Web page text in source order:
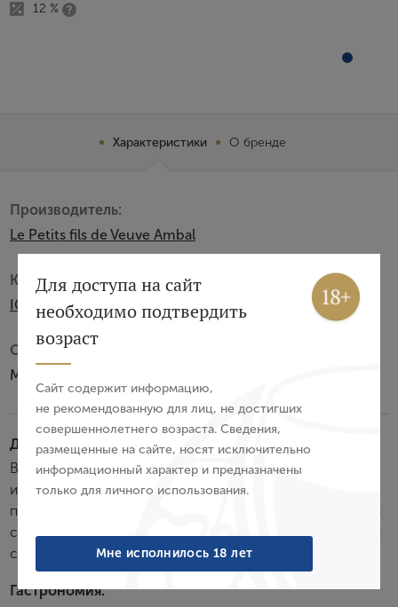
12 %
Характеристики О бренде
Дегустационные характеристики:
Вино красивого персикового цвета с нежной стойкой
игрой пузырьков. Аромат раскрывается
привлекательными оттенками цветов красной и черной
смородины. Освежающий вкус с нотками грейпфрута и
специй.
Гастрономия:
Производитель:
Le Petits fils de Veuve Ambal
Категория:
IGP
Субзона:
Медитерране
Для доступа на сайт
необходимо подтвердить
возраст
Сайт содержит информацию,
не рекомендованную для лиц, не достигших
совершеннолетнего возраста. Сведения,
размещенные на сайте, носят исключительно
информационный характер и предназначены
только для личного использования.
Мне исполнилось 18 лет
Вход Регистрация
Пароль
Войти